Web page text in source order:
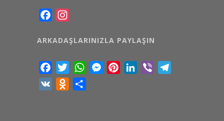
Facebook
ARKADAŞLARINIZLA PAYLAŞIN
FacebookTwitterWhatsAppMessenger
PinterestLinkedIn
Viber
VK
Odnoklassniki